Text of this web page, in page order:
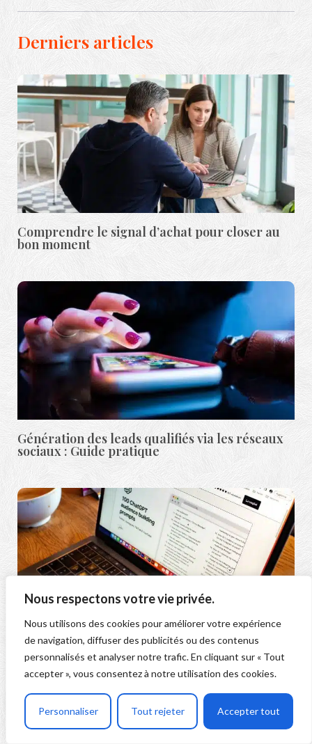
Nous respectons votre vie privée.
Nous utilisons des cookies pour améliorer votre expérience
de navigation, diffuser des publicités ou des contenus
personnalisés et analyser notre trafic. En cliquant sur « Tout
accepter », vous consentez à notre utilisation des cookies.
Personnaliser Tout rejeter Accepter tout
Derniers articles
Comprendre le signal d’achat pour closer au
bon moment
Génération des leads qualifiés via les réseaux
sociaux : Guide pratique
Top 5 des utilisations de ChatGPT pour booster
les performances commerciales